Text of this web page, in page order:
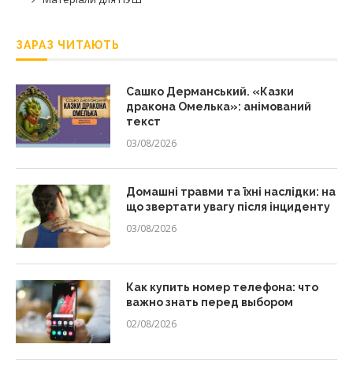
ЗАРАЗ ЧИТАЮТЬ
Сашко Дерманський. «Казки
дракона Омелька»: анімований
текст
03/08/2026
Домашні травми та їхні наслідки: на
що звертати увагу після інциденту
03/08/2026
Как купить номер телефона: что
важно знать перед выбором
02/08/2026